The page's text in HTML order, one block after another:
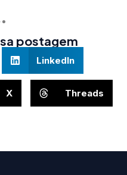
postagem
LinkedIn
X Threads